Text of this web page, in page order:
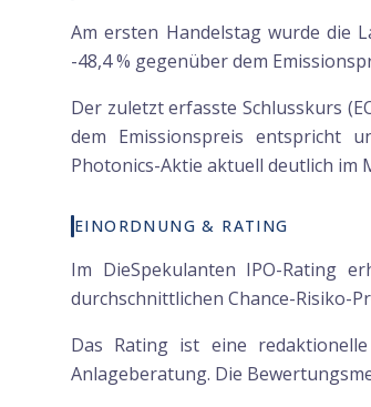
Am ersten Handelstag wurde die
-48,4 % gegenüber dem
Der zuletzt erfasste Schlusskurs
dem Emissionspreis entspricht
Photonics-Aktie aktuell deutlich im
EINORDNUNG & RATING
Im DieSpekulanten IPO-Rating
durchschnittlichen Chance-Risiko-
Das Rating ist eine
Anlageberatung. Die